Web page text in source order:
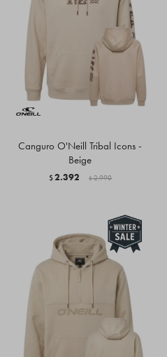
Canguro O'Neill Tribal Icons -
Beige
$2.392 $ 2.990